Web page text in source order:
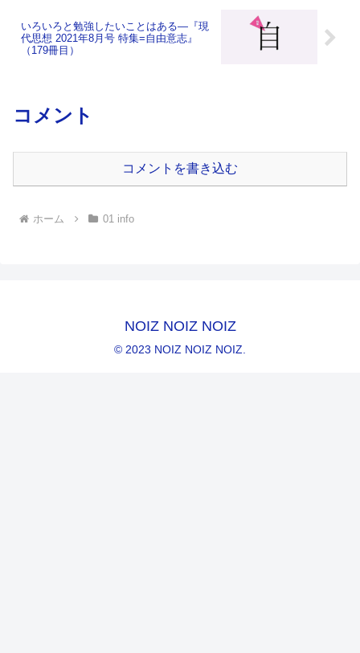
いろいろと勉強したいことはある―『現
代思想 2021年8月号 特集=自由意志』
（179冊目）
コメント
コメントを書き込む
ホーム 01 info
NOIZ NOIZ NOIZ
© 2023 NOIZ NOIZ NOIZ.